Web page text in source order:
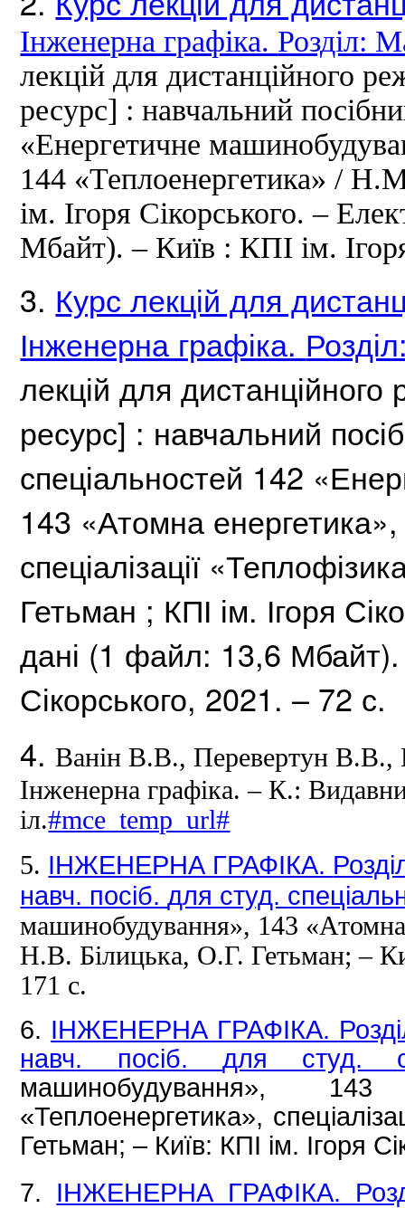
Інженерна графіка. Розділ:
лекцій для дистанційного
ресурс] : навчальний
«Енергетичне
144 «Теплоенергетика» /
ім. Ігоря Сікорського.–
Мбайт).– Київ : КПІ ім.
3. Курс лекцій для
Інженерна графіка.
лекцій для
ресурс] : навчальний
спеціальностей 142
143 «Атомна
спеціалізації
Гетьман ; КПІ ім. Ігоря
дані (1 файл: 13,6
Сікорського, 2021. – 72 с.
4.Ванін В.В., Перевертун
Інженерна графіка. – К.:
іл.#mce_temp_url#
5. ІНЖЕНЕРНА ГРАФІКА.
навч. посіб.для студ.
машинобудування», 143
Н.В. Білицька, О.Г.Гетьман;–
171 с.
6. ІНЖЕНЕРНА ГРАФІКА.
навч. посіб. для студ.
машинобудування»,
«Теплоенергетика»,
Гетьман;– Київ: КПІ ім. Ігоря
7. ІНЖЕНЕРНА ГРАФІКА.